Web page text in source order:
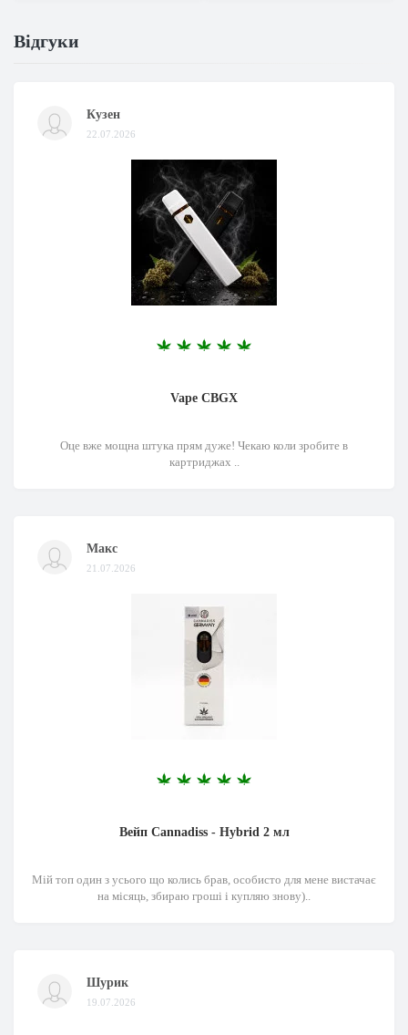
Відгуки
Кузен
22.07.2026
Vape CBGX
Оце вже мощна штука прям дуже! Чекаю коли зробите в
картриджах ..
Макс
21.07.2026
Вейп Cannadiss - Hybrid 2 мл
Мій топ один з усього що колись брав, особисто для мене вистачає
на місяць, збираю гроші і купляю знову)..
Шурик
19.07.2026